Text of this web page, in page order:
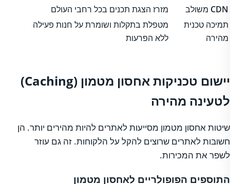
CDN משולב
מזרז הצגת תכנים בכל רחבי העולם
תמיכה טכנית
מהירה
מטפלת בתקלות ושומרת על חנות פעילה
ללא הפרעות
יישום טכניקות אחסון מטמון (Caching)
לטעינה מהירה
שיטות אחסון מטמון מסייעות לאתרים להיות מהירים יותר. הן
חשובות לאתרים שרוצים להקל על הלקוחות. זה גם עוזר
לשפר את המכירות.
התוספים הפופולריים לאחסון מטמון